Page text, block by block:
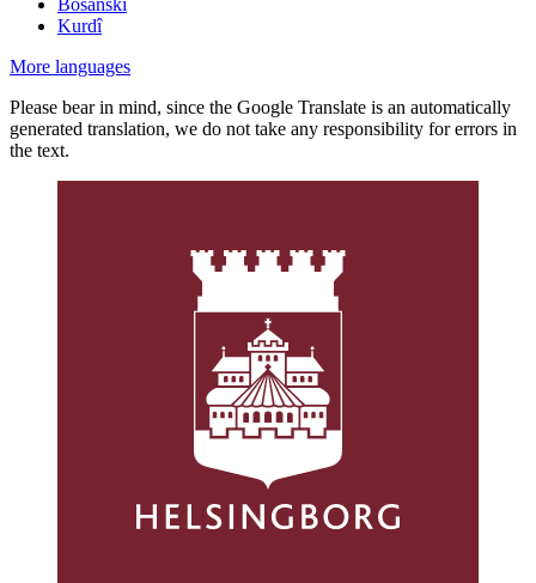
Kurdî
More languages
Please bear in mind, since the Google Translate is an automatically
generated translation, we do not take any responsibility for errors in
the text.